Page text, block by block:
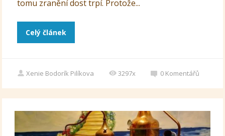
tomu zranění dost trpí. Protože...
Celý článek
Xenie Bodorík Pilíkova 3297x 0 Komentářů